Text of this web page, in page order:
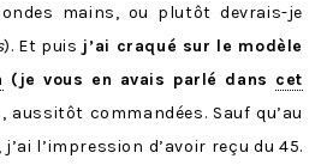
mains, ou plutôt devrais-je
). Et puis j’ai craqué sur le modèle
(je vous en avais parlé dans cet
aussitôt commandées. Sauf qu’au
l’impression d’avoir reçu du 45.